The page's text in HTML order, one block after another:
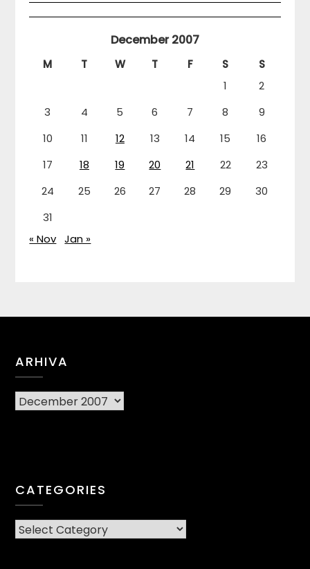
December 2007
M T W T F S
S
1
2
3
4 5 6 7 8
9
10
11 12 13 14 15
16
17
18 19 20 21 22
23
24
25 26 27 28 29
30
31
« Nov Jan »
ARHIVA
Arhiva
CATEGORIES
CATEGORIES